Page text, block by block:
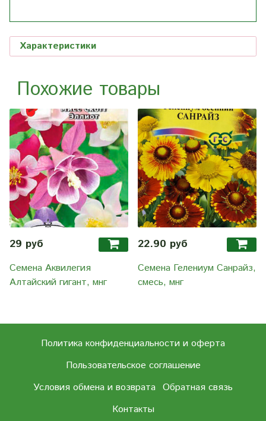
Характеристики
Похожие товары
29 руб
Семена Аквилегия
Алтайский гигант, мнг
22.90 руб
Семена Гелениум Санрайз,
смесь, мнг
Политика конфиденциальности и оферта
Пользовательское соглашение
Условия обмена и возврата Обратная связь
Контакты